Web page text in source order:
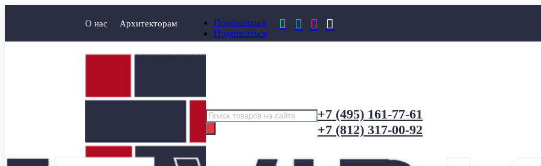
О нас Архитекторам
Подписаться
Подписаться
   
Поиск
товаров
+7 (495) 161-77-61
+7 (812) 317-00-92